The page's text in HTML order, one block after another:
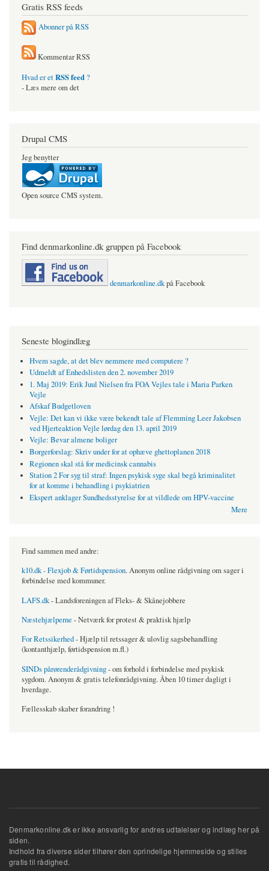
Gratis RSS feeds
Abonner på RSS
Kommentar RSS
Hvad er etRSS feed ?
- Læs mere om det
Drupal CMS
Jeg benytter
Open source CMS system.
Find denmarkonline.dk gruppen på Facebook
denmarkonline.dkpå Facebook
Seneste blogindlæg
Hvem sagde, at det blev nemmere med computere ?
Udmeldt af Enhedslisten den 2. november 2019
1. Maj 2019: Erik Juul Nielsen fra FOA Vejles tale i Maria Parken
Vejle
Afskaf Budgetloven
Vejle: Det kan vi ikke være bekendt tale af Flemming Leer Jakobsen
ved Hjerteaktion Vejle lørdag den 13. april 2019
Vejle: Bevar almene boliger
Borgerforslag: Skriv under for at ophæve ghettoplanen 2018
Regionen skal stå for medicinsk cannabis
Station 2 For syg til straf: Ingen psykisk syge skal begå kriminalitet
for at komme i behandling i psykiatrien
Ekspert anklager Sundhedsstyrelse for at vildlede om HPV-vaccine
Mere
Find sammen med andre:
k10.dk - Flexjob & Førtidspension. Anonym online rådgivning om sager i
forbindelse med kommuner.
LAFS.dk- Landsforeningen af Fleks- & Skånejobbere
Næstehjælperne - Netværk for protest & praktisk hjælp
For Retssikerhed- Hjælp til retssager & ulovlig sagsbehandling
(kontanthjælp, førtidspension m.fl.)
SINDs pårørenderådgivning- om forhold i forbindelse med psykisk
sygdom. Anonym & gratis telefonrådgivning. Åben 10 timer dagligt i
hverdage.
Fællesskab skaber forandring !
Denmarkonline.dk er ikke ansvarlig for andres udtalelser og indlæg her på
siden.
Indhold fra diverse sider tilhører den oprindelige hjemmeside og stilles
gratis til rådighed.